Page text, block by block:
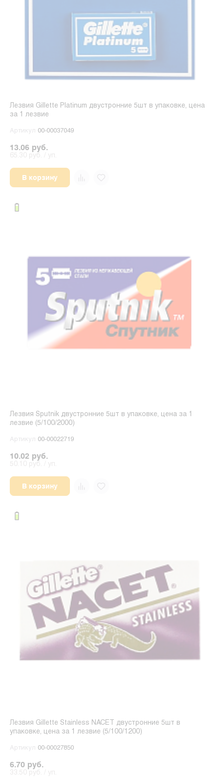
Лезвия Gillette Platinum двустронние 5шт в упаковке, цена
за 1 лезвие
Артикул 00-00037049
13.06 руб.
В корзину
Лезвия Sputnik двустронние 5шт в упаковке, цена за 1
лезвие (5/100/2000)
Артикул 00-00022719
10.02 руб.
В корзину
Лезвия Gillette Stainless NACET двустронние 5шт в
упаковке, цена за 1 лезвие (5/100/1200)
Артикул 00-00027850
6.70 руб.